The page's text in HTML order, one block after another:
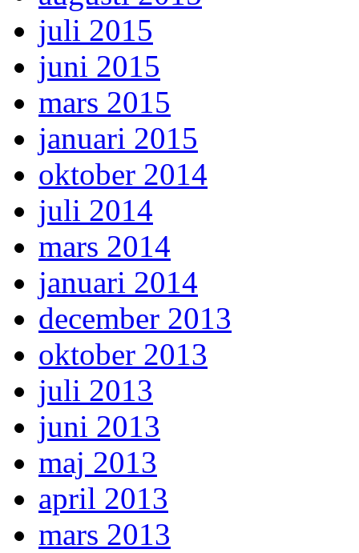
juli 2015
juni 2015
mars 2015
januari 2015
oktober 2014
juli 2014
mars 2014
januari 2014
december 2013
oktober 2013
juli 2013
juni 2013
maj 2013
april 2013
mars 2013